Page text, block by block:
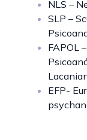
NLS –
SLP –
FAPOL
EFP-